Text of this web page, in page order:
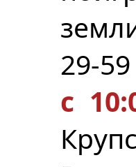
29-59
с